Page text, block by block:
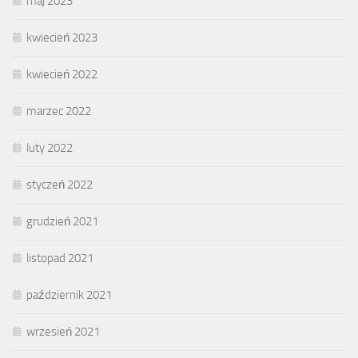
kwiecień 2023
kwiecień 2022
marzec 2022
luty 2022
styczeń 2022
grudzień 2021
listopad 2021
październik 2021
wrzesień 2021